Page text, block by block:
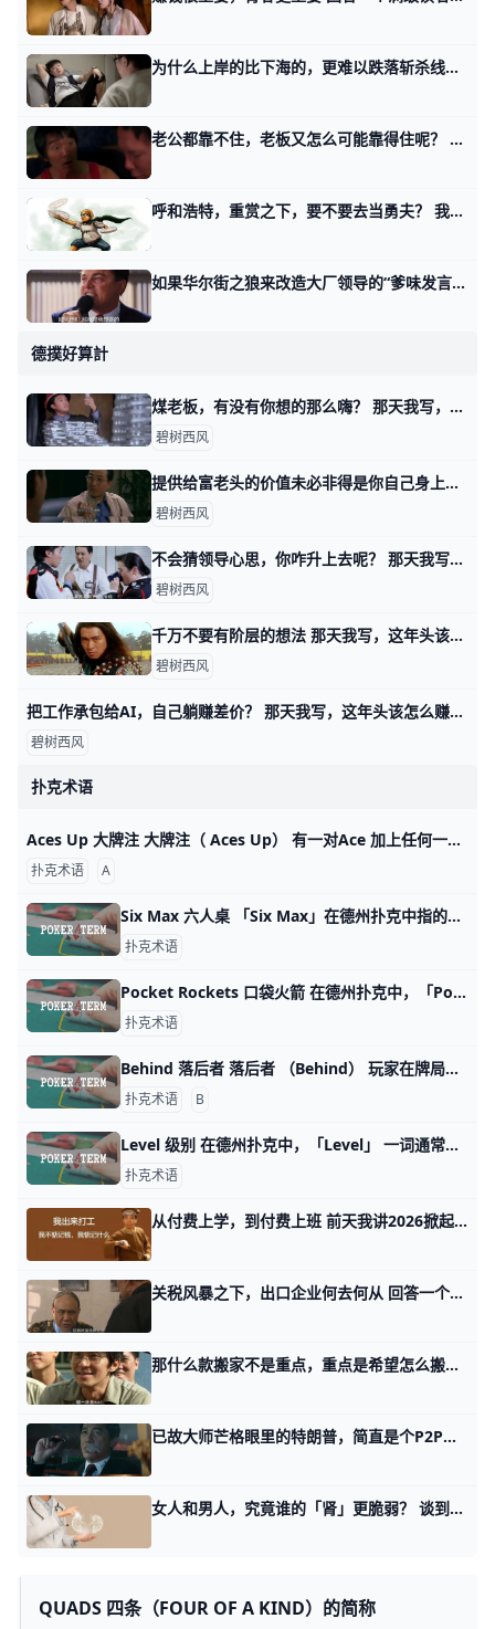
为什么上岸的比下海的，更难以跌落斩杀线？ 那天我写铁打的中产，流水的中产阶级时，有读者留言问我，他想不明白，为啥下海的，相对更容易跌落斩杀线？ 在他看来，收入的短暂高波也好，长期低波也
老公都靠不住，老板又怎么可能靠得住呢？ 那天我写这辈子还能有出路么时，有读者留言问我一件事。 他说第五个话题的第一招，有没有作弊之嫌？ 小时候老师常说一句话，你考试作弊，骗的不是老师，
呼和浩特，重赏之下，要不要去当勇夫？ 我前天谈宏观经济，刚从基本面谈到本质，从本质谈到东西方的政策，从我们的政策，谈到我们不同地区不同地域的官和吏。 就有读者按捺不住了，后面的话题
如果华尔街之狼来改造大厂领导的“爹味发言” 昨天好些读者留言想听我点评某大厂合伙人，对着一家收购来的公司的员工的发言。 为什么内部讲话能上热搜呢？因为踩了以下几个在职场中非常容易惹众怒的
德撲好算計
煤老板，有没有你想的那么嗨？ 那天我写，这年头该怎么赚钱时，有个读者留言说，他好想听听煤老板的故事。 在他的理解当中，煤老板是个很爽的群体，就是导演们感慨的，昔日的黄金时代
碧树西风
提供给富老头的价值未必非得是你自己身上的 那天我写这年头该怎么赚钱时，有个在美国工作的，副业做一对一家教的读者问，怎么打开富老头的圈子。 我说终归得提供价值，对方看得上的价值。 有其他读
碧树西风
不会猜领导心思，你咋升上去呢？ 那天我写这年头该怎么赚钱时，我说表演型的工作，很多人是不过滤的，简单说就是拿手下当小白鼠。 你自己去撞南墙吧。 有读者看了之后，感慨说，过滤干净
碧树西风
千万不要有阶层的想法 那天我写，这年头该怎么赚钱时，有读者留言问我说，可不可以认为那四种不同方式下，阶层有所抬升？ 首先，我纠正你一个想法，当然这个想法很普遍，就是
碧树西风
把工作承包给AI，自己躺赚差价？ 那天我写，这年头该怎么赚钱时，有读者问我，如果自己从事的是耗材型的工作，又无心提升。 是不是只要用好AI，让它去当耗材替身，就会迎来春天？ 就像
碧树西风
扑克术语
Aces Up 大牌注 大牌注（ Aces Up） 有一对Ace 加上任何一对的一手牌
扑克术语 A
Six Max 六人桌 「Six Max」在德州扑克中指的是一种游戏形式，其中每个牌局最多只有六名玩家参与。因为桌上的玩家数量较少，游戏动作也相对更快节奏。这让玩家在
扑克术语
Pocket Rockets 口袋火箭 在德州扑克中，「Pocket Rockets」指的是玩家手中的底牌是两张A（Ace）。A是德州扑克中最高点数的牌，因此被比喻为“火箭”。这个术
扑克术语
Behind 落后者 落后者 （Behind） 玩家在牌局里失去大部份的筹码；或是形容两位玩家下注的筹码，筹码少的那方也可以称为Behind
扑克术语 B
Level 级别 在德州扑克中，「Level」 一词通常是指在比赛中的不同阶段或层次。玩家在游戏进行中会随着时间进入不同的阶段，这些阶段被称为不同的「Level
扑克术语
从付费上学，到付费上班 前天我讲2026掀起滔天巨浪的时候，有个读者留言跟我讲： 他们公司是做AI辅助信息化的，这件事，蛮符合我第二个话题里讲的，老板需要研发和销售彼
关税风暴之下，出口企业何去何从 回答一个满级读者问题，他是做出口贸易的，确切地讲，客户就是美国。 你留言的那些事儿，我看到了，对于宏观背景，我也没啥办法，我相信这是所有客户在
那什么款搬家不是重点，重点是希望怎么搬？ 那天聊投资的七个阶段时，有个读者留言说了句很有趣的话。 他说国内市场，所有的眼睛都盯着那什么款，所谓万事具备，只待那什么款搬家了。 呵呵，很有趣
已故大师芒格眼里的特朗普，简直是个P2P头子 昨天有很多读者，误解了我的意思。 我讲述了自己年轻时的想法，经历，那只是我的想法，不等于别人必须这么想。 我的价值观从来都是改变自己的是神，非要
女人和男人，究竟谁的「肾」更脆弱？ 谈到“肾”，不少人会将其与男性健康联系在一起，但有句老话说“男怕伤肝，女怕伤肾”，道出了肾脏对女性的重要性。 近期，美国肾脏病学会公布了一项纳
QUADS 四条（FOUR OF A KIND）的简称